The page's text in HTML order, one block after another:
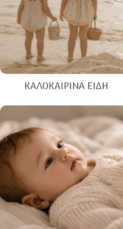
ΚΑΛΟΚΑΙΡΙΝΑ ΕΊΔΗ